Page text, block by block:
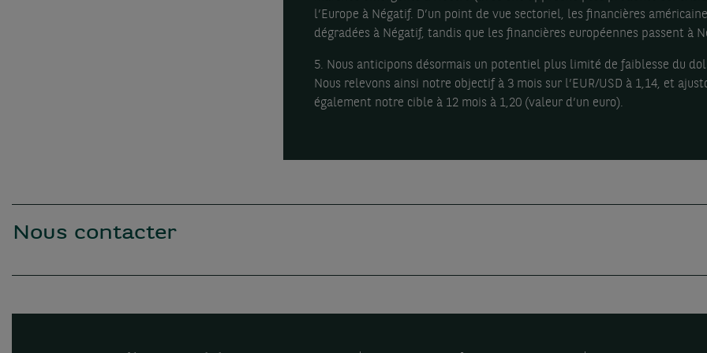
l’Europe à Négatif. D’un point de vue sectoriel, les financières
dégradées à Négatif, tandis que les financières européennes passent à
5. Nous anticipons désormais un potentiel plus limité de faiblesse du
Nous relevons ainsi notre objectif à 3 mois sur l’EUR/USD à 1,14, et
également notre cible à 12 mois à 1,20 (valeur d’un euro).
Nous contacter